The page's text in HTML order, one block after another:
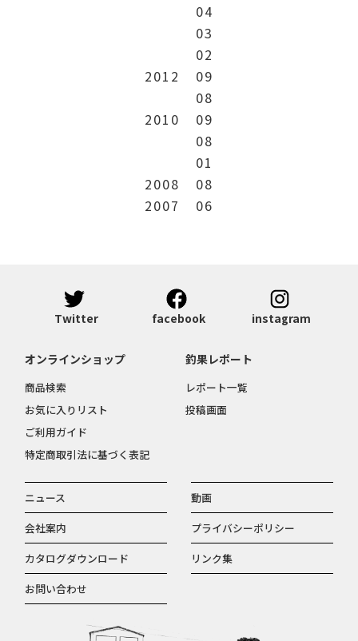
04
03
02
2012
09
08
2010
09
08
01
2008
08
2007
06
Twitter facebook instagram
ニュース
動画
会社案内
プライバシーポリシー
カタログダウンロード
リンク集
お問い合わせ
オンラインショップ
商品検索
お気に入りリスト
ご利用ガイド
特定商取引法に基づく表記
釣果レポート
レポート一覧
投稿画面